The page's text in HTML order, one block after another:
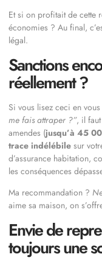
Et si on profitait de cette
économies ? Au final,
légal.
Sanctions
réellement ?
Si vous lisez ceci en
me fais attraper ?”, il
amendes (jusqu’à 45
trace indélébile sur
d’assurance habitation,
les conséquences
Ma recommandation ?
aime sa maison, on
Envie de
toujours une